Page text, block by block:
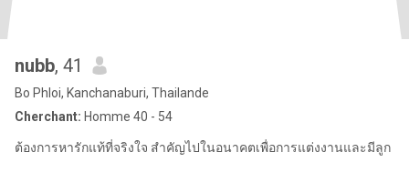
nubb, 41
Bo Phloi, Kanchanaburi, Thailande
Cherchant: Homme 40 - 54
ต้องการหารักแท้ที่จริงใจ สำคัญไปในอนาคตเพื่อการแต่งงานและมีลูก